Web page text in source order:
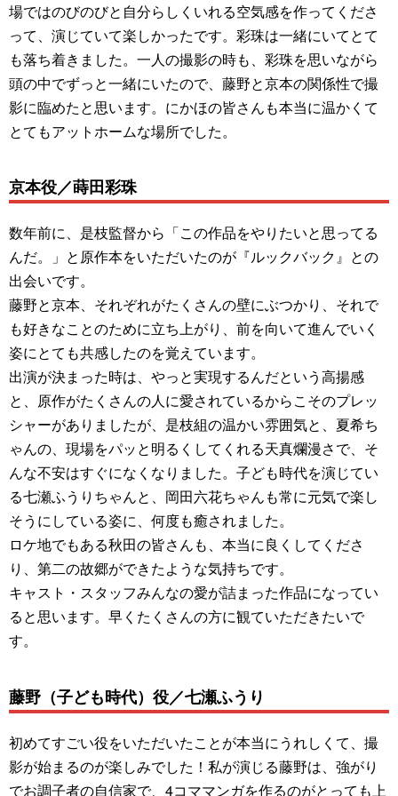
場ではのびのびと自分らしくいれる空気感を作ってくださ
って、演じていて楽しかったです。彩珠は一緒にいてとて
も落ち着きました。一人の撮影の時も、彩珠を思いながら
頭の中でずっと一緒にいたので、藤野と京本の関係性で撮
影に臨めたと思います。にかほの皆さんも本当に温かくて
とてもアットホームな場所でした。
京本役／蒔田彩珠
数年前に、是枝監督から「この作品をやりたいと思ってる
んだ。」と原作本をいただいたのが『ルックバック』との
出会いです。
藤野と京本、それぞれがたくさんの壁にぶつかり、それで
も好きなことのために立ち上がり、前を向いて進んでいく
姿にとても共感したのを覚えています。
出演が決まった時は、やっと実現するんだという高揚感
と、原作がたくさんの人に愛されているからこそのプレッ
シャーがありましたが、是枝組の温かい雰囲気と、夏希ち
ゃんの、現場をパッと明るくしてくれる天真爛漫さで、そ
んな不安はすぐになくなりました。子ども時代を演じてい
る七瀬ふうりちゃんと、岡田六花ちゃんも常に元気で楽し
そうにしている姿に、何度も癒されました。
ロケ地でもある秋田の皆さんも、本当に良くしてくださ
り、第二の故郷ができたような気持ちです。
キャスト・スタッフみんなの愛が詰まった作品になってい
ると思います。早くたくさんの方に観ていただきたいで
す。
藤野（子ども時代）役／七瀬ふうり
初めてすごい役をいただいたことが本当にうれしくて、撮
影が始まるのが楽しみでした！私が演じる藤野は、強がり
でお調子者の自信家で、4コママンガを作るのがとっても上